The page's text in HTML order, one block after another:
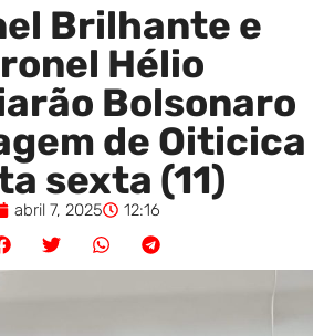
Brilhante e
Hélio
Bolsonaro
de Oiticica
sexta (11)
abril 7, 2025 12:16